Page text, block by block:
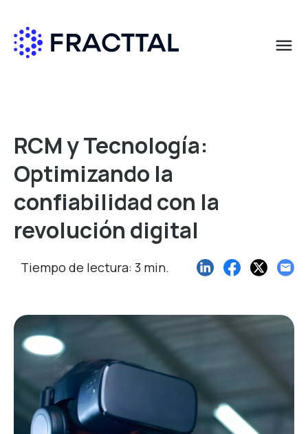
menu
RCM y Tecnología:
Optimizando la
confiabilidad con la
revolución digital
Tiempo de lectura: 3 min.